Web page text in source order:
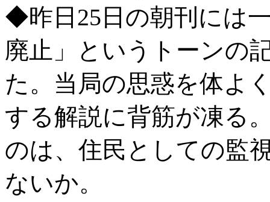
◆昨日25日の朝刊には
廃止」というトーンの
た。当局の思惑を体よ
する解説に背筋が凍る
のは、住民としての監
ないか。